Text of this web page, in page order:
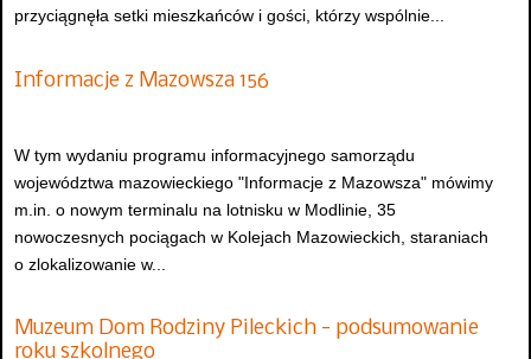
przyciągnęła setki mieszkańców i gości, którzy wspólnie...
Informacje z Mazowsza 156
W tym wydaniu programu informacyjnego samorządu
województwa mazowieckiego "Informacje z Mazowsza" mówimy
m.in. o nowym terminalu na lotnisku w Modlinie, 35
nowoczesnych pociągach w Kolejach Mazowieckich, staraniach
o zlokalizowanie w...
Muzeum Dom Rodziny Pileckich - podsumowanie
roku szkolnego